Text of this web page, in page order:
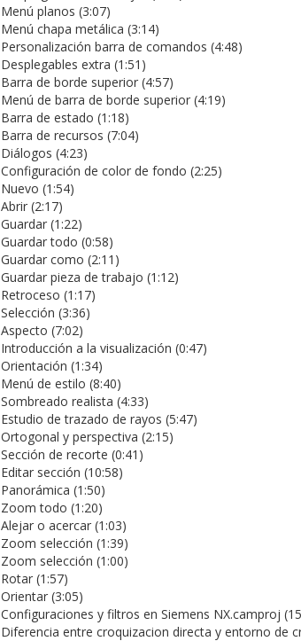
Menú planos (3:07)
Menú chapa metálica (3:14)
Personalización barra de comandos (4:48)
Desplegables extra (1:51)
Barra de borde superior (4:57)
Menú de barra de borde superior (4:19)
Barra de estado (1:18)
Barra de recursos (7:04)
Diálogos (4:23)
Configuración de color de fondo (2:25)
Nuevo (1:54)
Abrir (2:17)
Guardar (1:22)
Guardar todo (0:58)
Guardar como (2:11)
Guardar pieza de trabajo (1:12)
Retroceso (1:17)
Selección (3:36)
Aspecto (7:02)
Introducción a la visualización (0:47)
Orientación (1:34)
Menú de estilo (8:40)
Sombreado realista (4:33)
Estudio de trazado de rayos (5:47)
Ortogonal y perspectiva (2:15)
Sección de recorte (0:41)
Editar sección (10:58)
Panorámica (1:50)
Zoom todo (1:20)
Alejar o acercar (1:03)
Zoom selección (1:39)
Zoom selección (1:00)
Rotar (1:57)
Orientar (3:05)
Configuraciones y filtros en Siemens NX.camproj
Diferencia entre croquizacion directa y entorno de